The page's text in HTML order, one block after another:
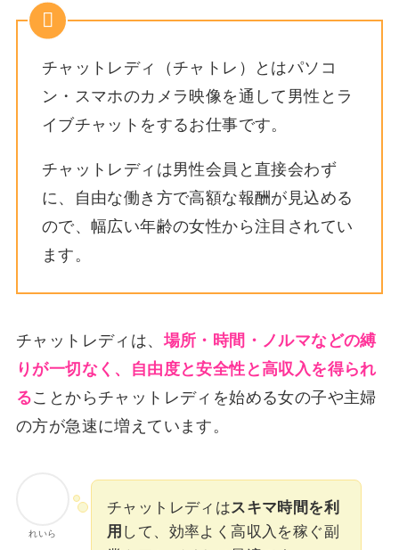
チャットレディ（チャトレ）とはパソコ
ン・スマホのカメラ映像を通して男性とラ
イブチャットをするお仕事です。
チャットレディは男性会員と直接会わず
に、自由な働き方で高額な報酬が見込める
ので、幅広い年齢の女性から注目されてい
ます。
チャットレディは、場所・時間・ノルマなどの縛
りが一切なく、自由度と安全性と高収入を得られ
ることからチャットレディを始める女の子や主婦
の方が急速に増えています。
れいら
チャットレディはスキマ時間を利
用 して、効率よく高収入を稼ぐ副